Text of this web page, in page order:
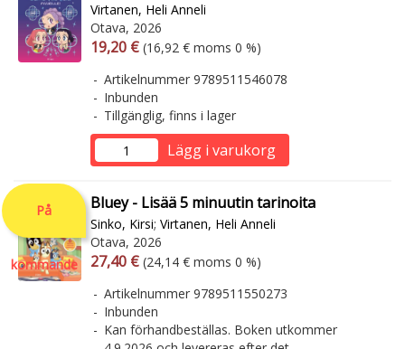
Virtanen, Heli Anneli
Otava, 2026
Arvonlisäverollinen hinta
19,20 € Arvonlisäveroton hinta
(16,92 € moms 0 %)
Artikelnummer 9789511546078
Inbunden
Tillgänglig, finns i lager
Lägg i varukorg
På
kommande
Bluey - Lisää 5 minuutin tarinoita
Sinko, Kirsi; Virtanen, Heli Anneli
Otava, 2026
Arvonlisäverollinen hinta
27,40 € Arvonlisäveroton hinta
(24,14 € moms 0 %)
Artikelnummer 9789511550273
Inbunden
Kan förhandbeställas. Boken utkommer